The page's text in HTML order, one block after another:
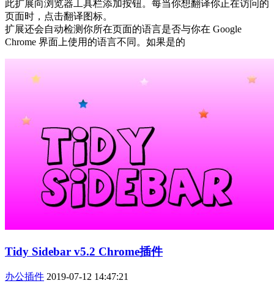
此扩展向浏览器工具栏添加按钮。每当你想翻译你正在访问的
页面时，点击翻译图标。
扩展还会自动检测你所在页面的语言是否与你在 Google
Chrome 界面上使用的语言不同。如果是的
Tidy Sidebar v5.2 Chrome插件
办公插件 2019-07-12 14:47:21